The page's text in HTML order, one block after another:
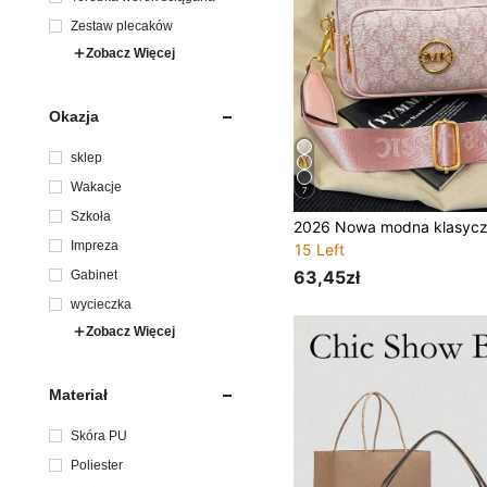
Zestaw plecaków
Zobacz Więcej
Okazja
sklep
Wakacje
Szkoła
Impreza
Gabinet
wycieczka
Zobacz Więcej
Materiał
Skóra PU
Poliester
7
15 Left
63,45zł